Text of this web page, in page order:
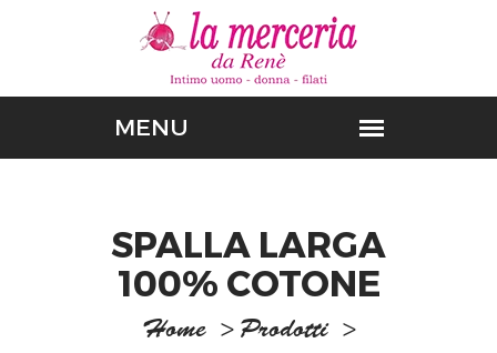
SPALLA LARGA
100% COTONE
Home > Prodotti >